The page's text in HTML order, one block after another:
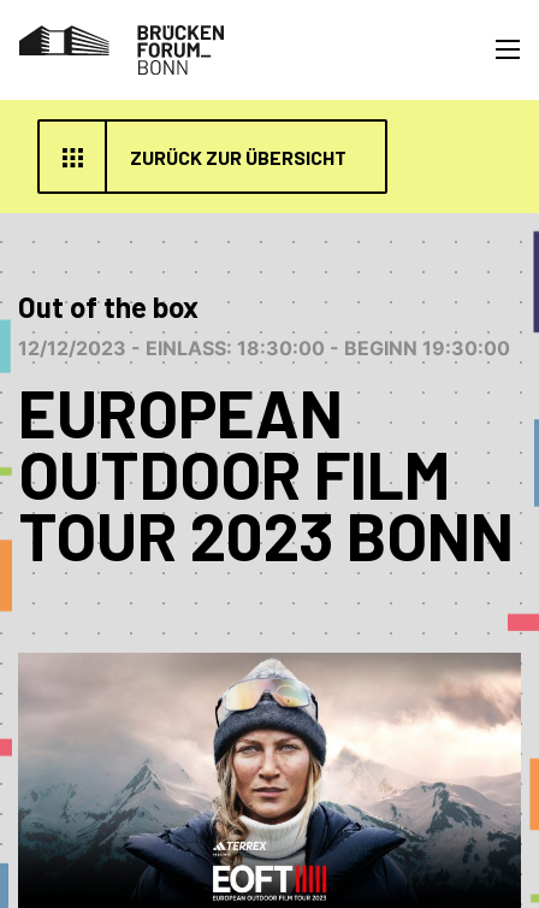
ZURÜCK ZUR ÜBERSICHT
Out of the box
12/12/2023 - EINLASS: 18:30:00 - BEGINN 19:30:00
EUROPEAN
OUTDOOR FILM
TOUR 2023 BONN